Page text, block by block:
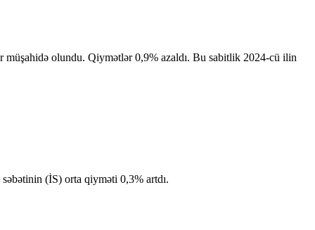
müşahidə olundu. Qiymətlər 0,9% azaldı. Bu sabitlik 2024-cü ilin
(İS) orta qiyməti 0,3% artdı.